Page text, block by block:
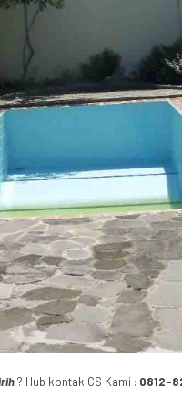
? Hub kontak CS Kami : 0812-